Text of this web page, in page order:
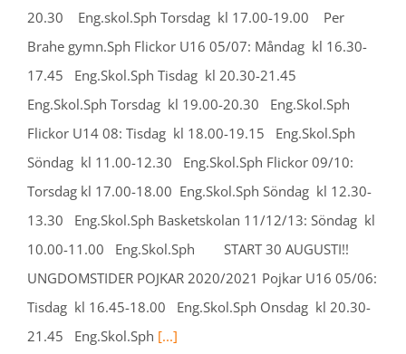
20.30 Eng.skol.Sph Torsdag kl 17.00-19.00 Per
Brahe gymn.Sph Flickor U16 05/07: Måndag kl 16.30-
17.45 Eng.Skol.Sph Tisdag kl 20.30-21.45
Eng.Skol.Sph Torsdag kl 19.00-20.30 Eng.Skol.Sph
Flickor U14 08: Tisdag kl 18.00-19.15 Eng.Skol.Sph
Söndag kl 11.00-12.30 Eng.Skol.Sph Flickor 09/10:
Torsdag kl 17.00-18.00 Eng.Skol.Sph Söndag kl 12.30-
13.30 Eng.Skol.Sph Basketskolan 11/12/13: Söndag kl
10.00-11.00 Eng.Skol.Sph START 30 AUGUSTI!!
UNGDOMSTIDER POJKAR 2020/2021 Pojkar U16 05/06:
Tisdag kl 16.45-18.00 Eng.Skol.Sph Onsdag kl 20.30-
21.45 Eng.Skol.Sph [...]